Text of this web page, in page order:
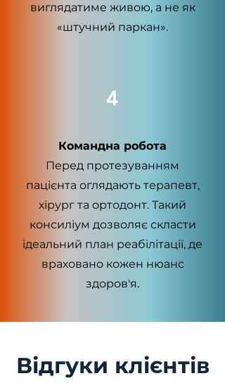
виглядатиме живою, а не як
«штучний паркан».
4
Командна робота
Перед протезуванням
пацієнта оглядають терапевт,
хірург та ортодонт. Такий
консиліум дозволяє скласти
ідеальний план реабілітації, де
враховано кожен нюанс
здоров'я.
Відгуки клієнтів